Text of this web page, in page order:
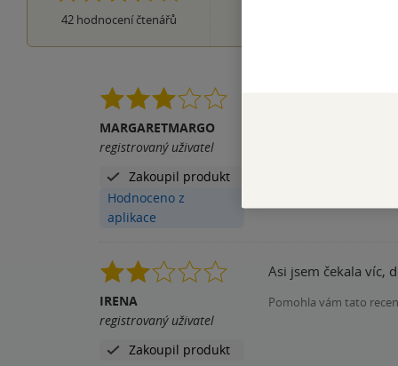
42hodnocení čtenářů
MARGARETMARGO
registrovaný uživatel
Zakoupil produkt
Hodnoceno z
aplikace
Námět zajímavý, to
Kniha poputuje
IRENA
registrovaný uživatel
Zakoupil produkt
Asi jsem čekala víc,
Pomohla vám tato